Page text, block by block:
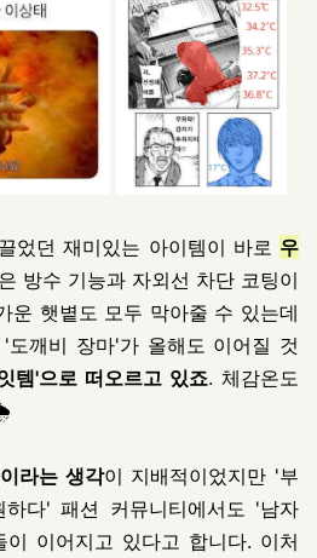
었던 재미있는 아이템이 바로 우
방수 기능과 자외선 차단 코팅이
운 햇볕도 모두 막아줄 수 있는데
깨비 장마'가 올해도 이어질 것
템'으로 떠오르고 있죠. 체감온도
라는 생각이 지배적이었지만 '부
하다' 패션 커뮤니티에서도 '남자
이어지고 있다고 합니다. 이처